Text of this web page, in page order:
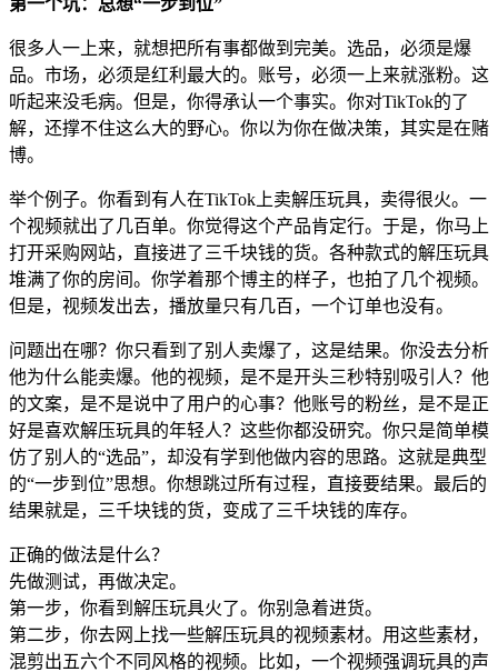
很多人一上来，就想把所有事都做到完美。选品，必须是爆
品。市场，必须是红利最大的。账号，必须一上来就涨粉。这
听起来没毛病。但是，你得承认一个事实。你对TikTok的了
解，还撑不住这么大的野心。你以为你在做决策，其实是在赌
博。
举个例子。你看到有人在TikTok上卖解压玩具，卖得很火。一
个视频就出了几百单。你觉得这个产品肯定行。于是，你马上
打开采购网站，直接进了三千块钱的货。各种款式的解压玩具
堆满了你的房间。你学着那个博主的样子，也拍了几个视频。
但是，视频发出去，播放量只有几百，一个订单也没有。
问题出在哪？你只看到了别人卖爆了，这是结果。你没去分析
他为什么能卖爆。他的视频，是不是开头三秒特别吸引人？他
的文案，是不是说中了用户的心事？他账号的粉丝，是不是正
好是喜欢解压玩具的年轻人？这些你都没研究。你只是简单模
仿了别人的“选品”，却没有学到他做内容的思路。这就是典型
的“一步到位”思想。你想跳过所有过程，直接要结果。最后的
结果就是，三千块钱的货，变成了三千块钱的库存。
正确的做法是什么？
先做测试，再做决定。
第一步，你看到解压玩具火了。你别急着进货。
第二步，你去网上找一些解压玩具的视频素材。用这些素材，
混剪出五六个不同风格的视频。比如，一个视频强调玩具的声